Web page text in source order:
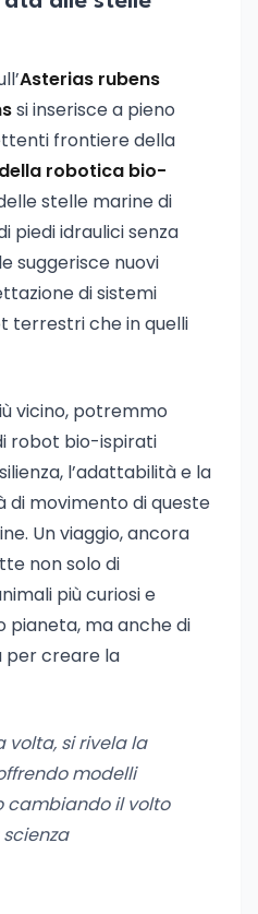
Asterias rubens
si inserisce a pieno
frontiere della
robotica bio-
stelle marine di
piedi idraulici senza
suggerisce nuovi
di sistemi
terrestri che in quelli
vicino, potremmo
robot bio-ispirati
l’adattabilità e la
movimento di queste
Un viaggio, ancora
non solo di
più curiosi e
pianeta, ma anche di
per creare la
volta, si rivela la
modelli
cambiando il volto